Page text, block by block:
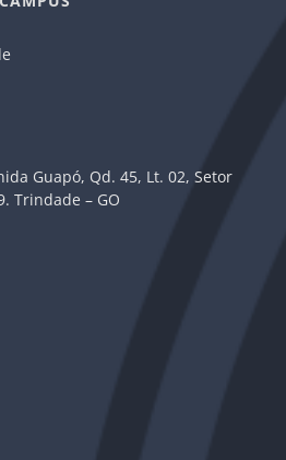
Guapó, Qd. 45, Lt. 02, Setor
Trindade – GO